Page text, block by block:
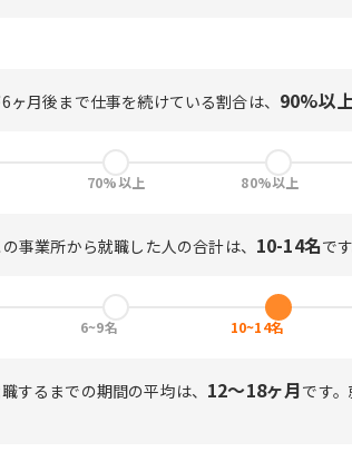
月後まで仕事を続けている割合は、 90%以
70%以上 80%以上
事業所から就職した人の合計は、 10-14名です
6~9名 10~14名
するまでの期間の平均は、 12〜18ヶ月です。